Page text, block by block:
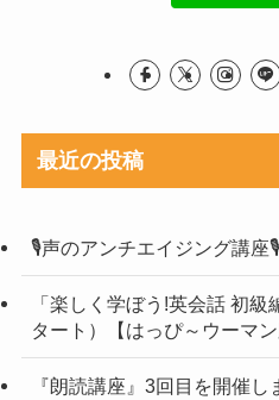
最近の投稿
🎙声のアンチエイジング講座
「楽しく学ぼう!英会話 初
タート）【はっぴ～ウーマン
『朗読講座』3回目を開催